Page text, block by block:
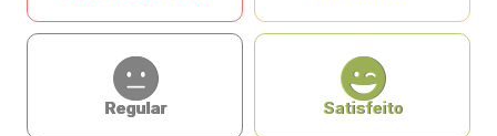
Regular Satisfeito